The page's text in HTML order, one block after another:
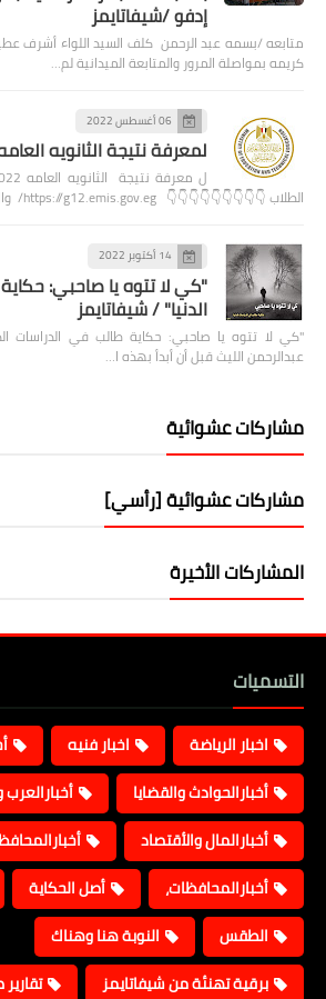
إدفو /شيفاتايمز
متابعه /بسمه عبد الرحمن كلف السيد اللواء أشرف
كريمه بمواصلة المرور والمتابعة الميدانية لم…
06 أغسطس 2022
لمعرفة نتيجة الثانويه العامه 2022 /
الطلاب 👇👇👇👇👇👇👇👇👇 https://g12.emis.gov.eg/ وال…
14 أكتوبر 2022
"كي لا تتوه يا صاحبي:
الدنيا" / شيفاتايمز
"كي لا تتوه يا صاحبي: حكاية طالب في الدراسات
عبدالرحمن الليث قبل أن أبدأ بهذه ا…
مشاركات عشوائية
مشاركات عشوائية [رأسي]
المشاركات الأخيرة
التسميات
اخبار الرياضة اخبار فنيه
أخبارالحوادث والقضايا
أخبارالعرب
أخبارالمال والأقتصاد
أخبارالمحافظات،
أصل الحكاية
الطقس
النوبة هنا وهناك
برقية تهنئة من شيفاتايمز